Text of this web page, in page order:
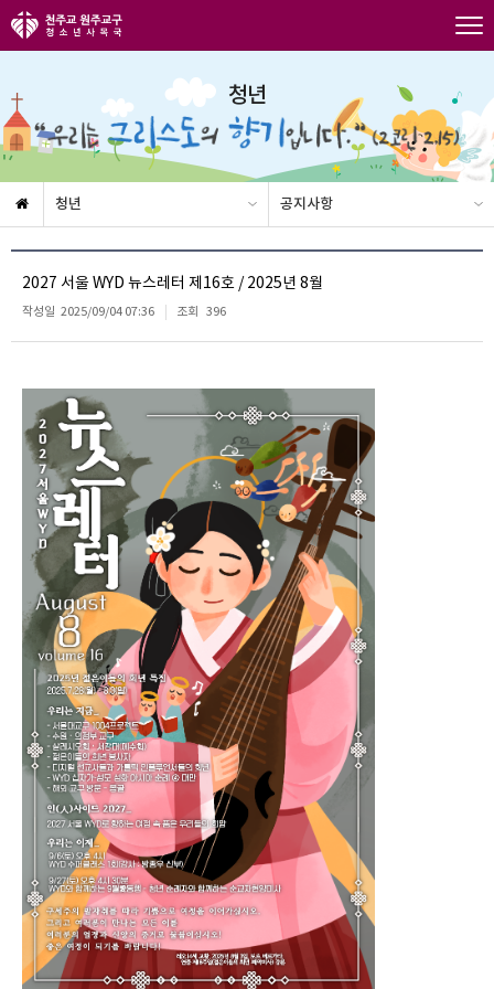
청년
청년 공지사항
2027 서울 WYD 뉴스레터 제16호 / 2025년 8월
작성일 2025/09/04 07:36 조회 396